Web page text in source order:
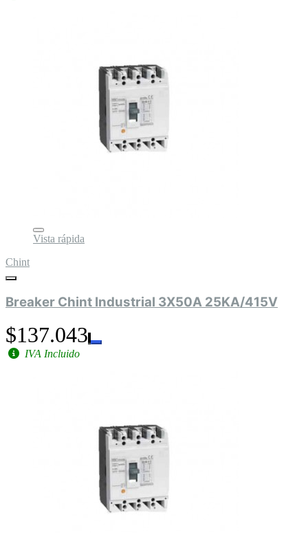
Vista rápida
Chint
Breaker Chint Industrial 3X50A 25KA/415V
$137.043
IVA Incluido